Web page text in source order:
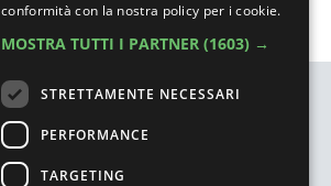
TOS
Privacy Policy
conformità con la nostra policy per i cookie.
MOSTRA TUTTI I PARTNER (1603) →
STRETTAMENTE NECESSARI
PERFORMANCE
TARGETING